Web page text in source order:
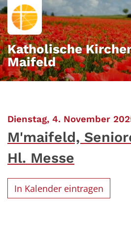
Zum Inhalt springen
Katholische
Maifeld
Dienstag, 4. November
M'maifeld,
Hl. Messe
In Kalender eintragen